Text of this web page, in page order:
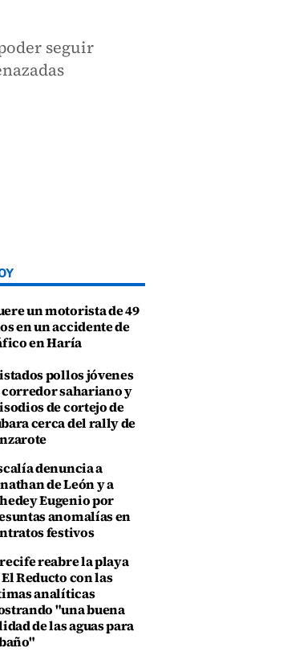
seguir
un motorista de 49
en un accidente de
en Haría
pollos jóvenes
corredor sahariano y
de cortejo de
cerca del rally de
denuncia a
de León y a
Eugenio por
anomalías en
festivos
reabre la playa
Reducto con las
analíticas
"una buena
de las aguas para